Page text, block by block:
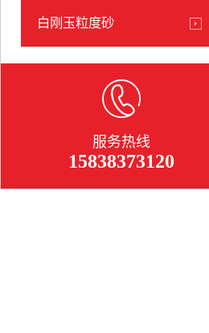
白刚玉粒度砂
服务热线
15838373120